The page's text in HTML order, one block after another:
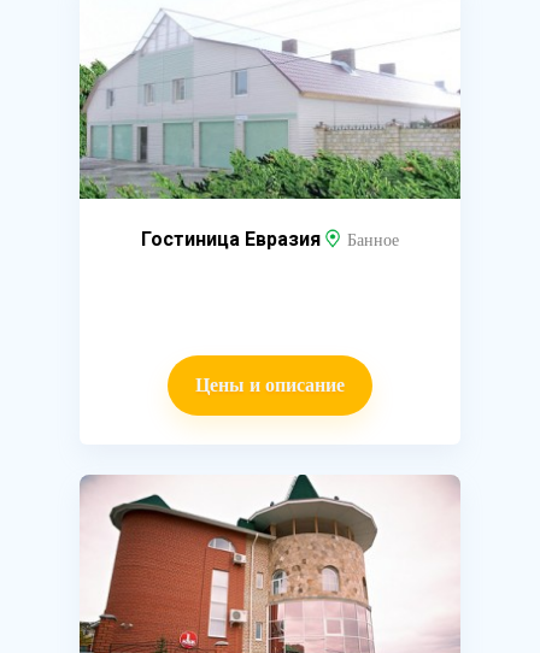
Гостиница Евразия Банное
Цены и описание